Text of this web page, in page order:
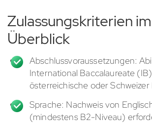
Zulassungskriterien im
Überblick
Abschlussvoraussetzungen:
International Baccalaureate
österreichische oder Schweizer
Sprache: Nachweis von
(mindestens B2-Niveau)